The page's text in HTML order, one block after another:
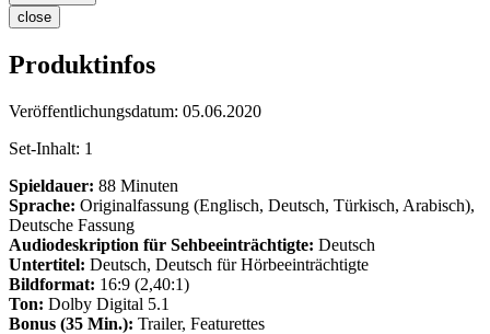
close
Produktinfos
Veröffentlichungsdatum: 05.06.2020
Set-Inhalt: 1
Spieldauer: 88 Minuten
Sprache: Originalfassung (Englisch, Deutsch, Türkisch, Arabisch),
Deutsche Fassung
Audiodeskription für Sehbeeinträchtigte: Deutsch
Untertitel: Deutsch, Deutsch für Hörbeeinträchtigte
Bildformat: 16:9 (2,40:1)
Ton: Dolby Digital 5.1
Bonus (35 Min.): Trailer, Featurettes